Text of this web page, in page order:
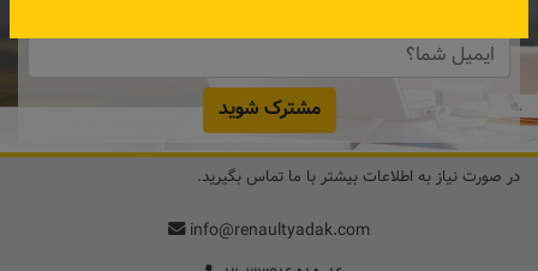
مشترک شوید
در صورت نیاز به اطلاعات بیشتر با ما تماس بگیرید.
info@renaultyadak.com